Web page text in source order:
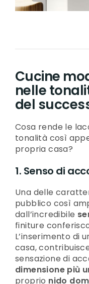
Cucine
nelle
del
Cosa rende le
tonalità così
propria casa?
1. Senso di
Una delle
pubblico così
dall’incredibile
finiture
L’inserimento di
casa,
sensazione di
dimensione più
proprio nido